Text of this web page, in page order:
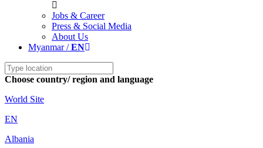
Jobs & Career
Press & Social Media
About Us
Myanmar /EN
Choose country/ region and language
World Site
EN
Albania